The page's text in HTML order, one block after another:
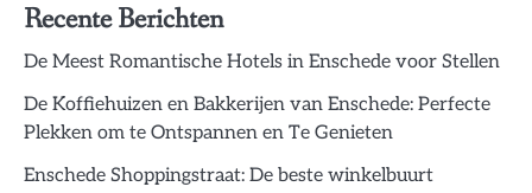
Recente Berichten
De Meest Romantische Hotels in Enschede voor Stellen
De Koffiehuizen en Bakkerijen van Enschede: Perfecte
Plekken om te Ontspannen en Te Genieten
Enschede Shoppingstraat: De beste winkelbuurt